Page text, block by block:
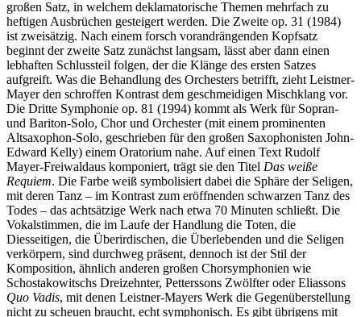
großen Satz, in welchem deklamatorische Themen mehrfach zu
heftigen Ausbrüchen gesteigert werden. Die Zweite op. 31 (1984)
ist zweisätzig. Nach einem forsch vorandrängenden Kopfsatz
beginnt der zweite Satz zunächst langsam, lässt aber dann einen
lebhaften Schlussteil folgen, der die Klänge des ersten Satzes
aufgreift. Was die Behandlung des Orchesters betrifft, zieht Leistner-
Mayer den schroffen Kontrast dem geschmeidigen Mischklang vor.
Die Dritte Symphonie op. 81 (1994) kommt als Werk für Sopran-
und Bariton-Solo, Chor und Orchester (mit einem prominenten
Altsaxophon-Solo, geschrieben für den großen Saxophonisten John-
Edward Kelly) einem Oratorium nahe. Auf einen Text Rudolf
Mayer-Freiwaldaus komponiert, trägt sie den Titel Das weiße
Requiem. Die Farbe weiß symbolisiert dabei die Sphäre der Seligen,
mit deren Tanz – im Kontrast zum eröffnenden schwarzen Tanz des
Todes – das achtsätzige Werk nach etwa 70 Minuten schließt. Die
Vokalstimmen, die im Laufe der Handlung die Toten, die
Diesseitigen, die Überirdischen, die Überlebenden und die Seligen
verkörpern, sind durchweg präsent, dennoch ist der Stil der
Komposition, ähnlich anderen großen Chorsymphonien wie
Schostakowitschs Dreizehnter, Petterssons Zwölfter oder Eliassons
Quo Vadis, mit denen Leistner-Mayers Werk die Gegenüberstellung
nicht zu scheuen braucht, echt symphonisch. Es gibt übrigens mit